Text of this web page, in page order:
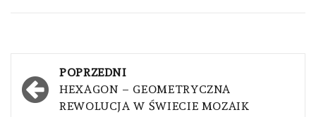
Nawigacja
wpisu
POPRZEDNI
HEXAGON – GEOMETRYCZNA
REWOLUCJA W ŚWIECIE MOZAIK